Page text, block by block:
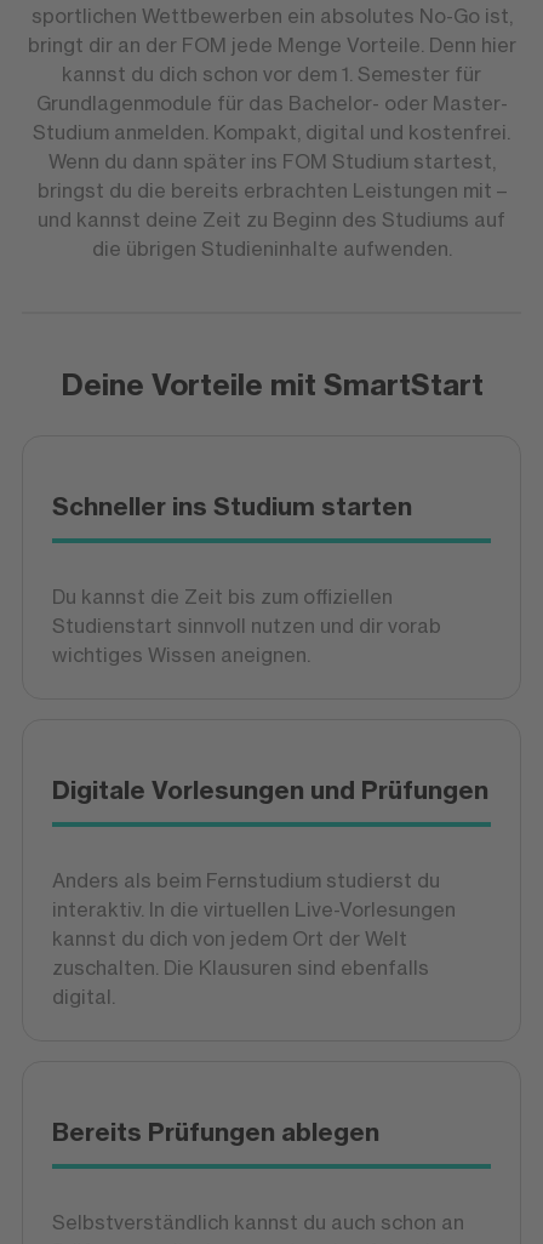
sportlichen Wettbewerben ein absolutes No-Go ist,
bringt dir an der FOM jede Menge Vorteile. Denn hier
kannst du dich schon vor dem 1. Semester für
Grundlagenmodule für das Bachelor- oder Master-
Studium anmelden. Kompakt, digital und kostenfrei.
Wenn du dann später ins FOM Studium startest,
bringst du die bereits erbrachten Leistungen mit –
und kannst deine Zeit zu Beginn des Studiums auf
die übrigen Studieninhalte aufwenden.
Deine Vorteile mit SmartStart
Schneller ins Studium starten
Du kannst die Zeit bis zum offiziellen
Studienstart sinnvoll nutzen und dir vorab
wichtiges Wissen aneignen.
Digitale Vorlesungen und Prüfungen
Anders als beim Fernstudium studierst du
interaktiv. In die virtuellen Live-Vorlesungen
kannst du dich von jedem Ort der Welt
zuschalten. Die Klausuren sind ebenfalls
digital.
Bereits Prüfungen ablegen
Selbstverständlich kannst du auch schon an